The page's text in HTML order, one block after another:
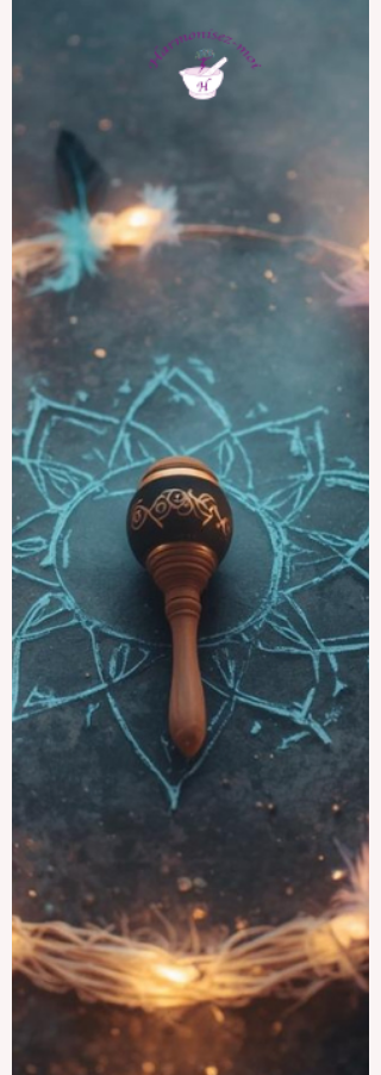
efficace pour apaiser cette fatigue. Je vous
invite à découvrir comment un massage
adapté peut transformer votre bien-être, vous
aider à vous recentrer et à retrouver votre
équilibre intérieur. Le massage revitalisant fem